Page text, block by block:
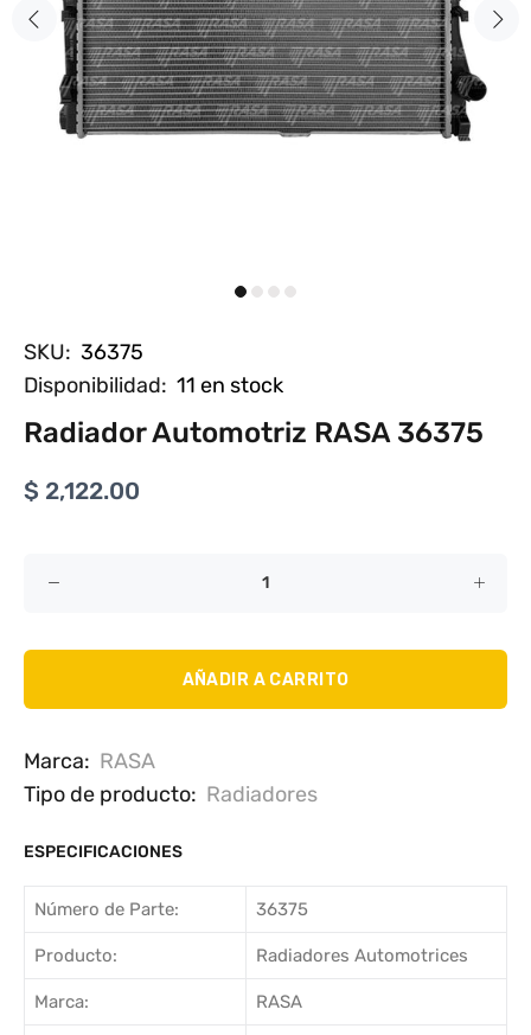
SKU: 36375
Disponibilidad: 11 en stock
Radiador Automotriz RASA 36375
$ 2,122.00
AÑADIR A CARRITO
Marca: RASA
Tipo de producto: Radiadores
ESPECIFICACIONES
Número de Parte: 36375
Producto: Radiadores Automotrices
Marca: RASA